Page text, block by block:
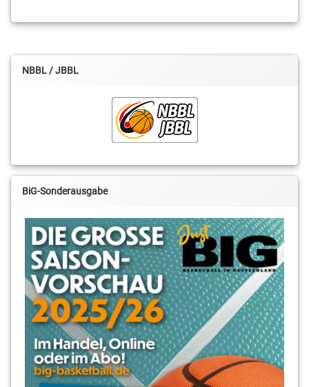
Carels
Mark
Schönhe
Basar
Moritz
Treml
Nico
Kaml
Philipp
Beaujean
Robert
NBBL / JBBL
BiG-Sonderausgabe